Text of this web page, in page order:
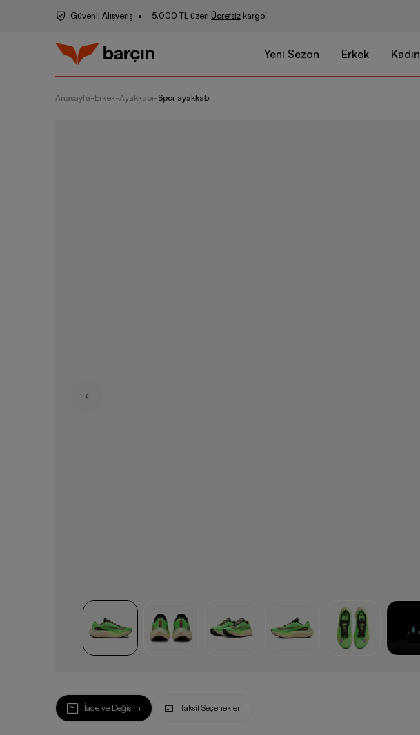
Güvenli Alışveriş 5.000 TL üzeri Ücretsiz kargo!
Yeni Sezon Erkek Kadın
Anasayfa-Erkek-Ayakkabı-Spor ayakkabı
İade ve Değişim Taksit Seçenekleri